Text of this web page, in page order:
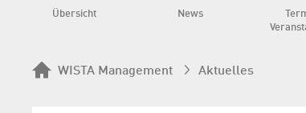
Übersicht News
WISTA Management Aktuelles